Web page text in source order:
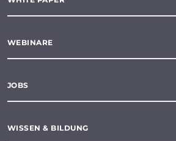
WEBINARE
JOBS
WISSEN & BILDUNG